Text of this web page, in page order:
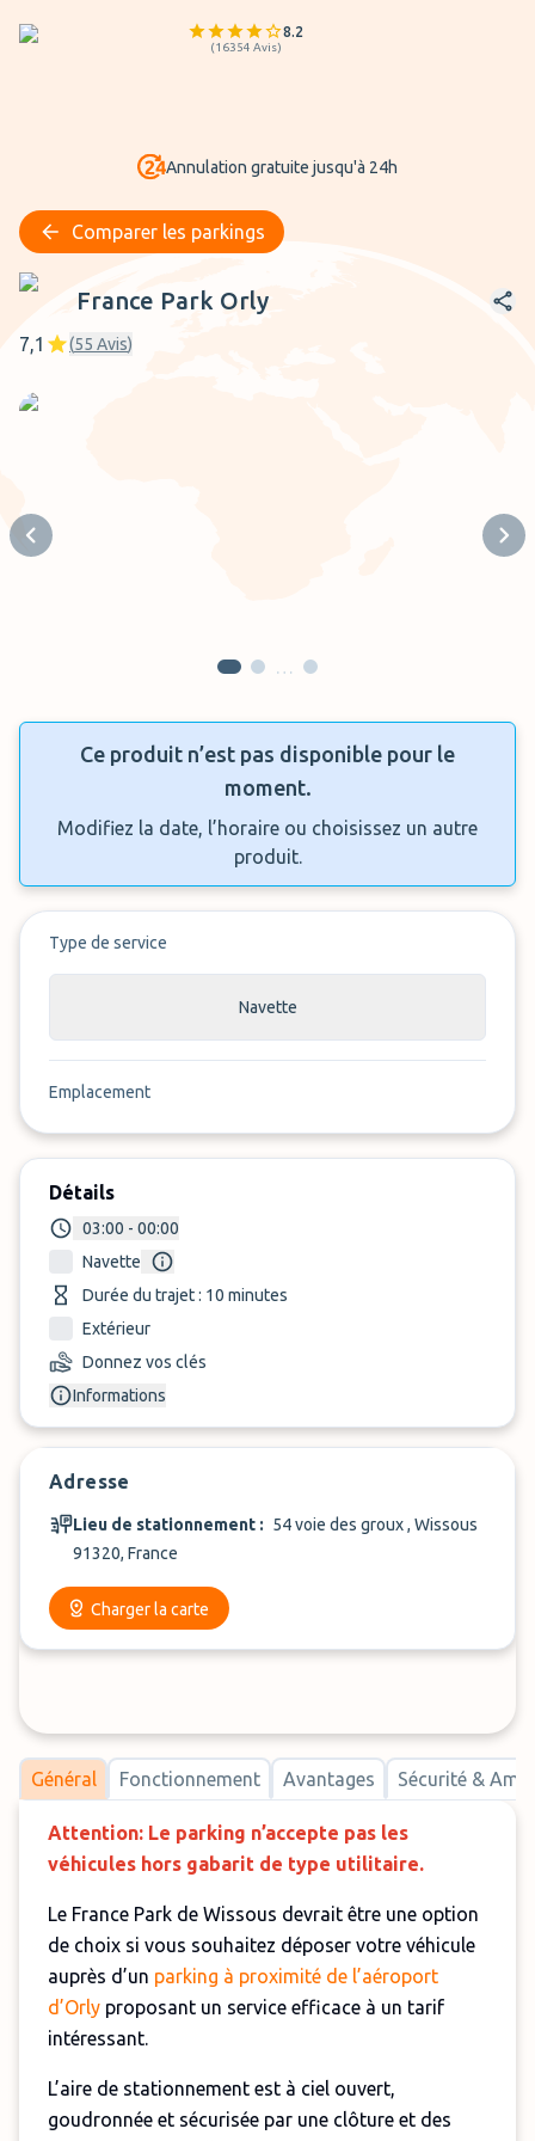
8.2
(16354 Avis)
Annulation gratuite jusqu'à 24h
Comparer les parkings
France Park Orly
France Park Orly
7,1 (55 Avis)
Previous slide
…
Ce produit n’est pas disponible pour le
moment.
Modifiez la date, l’horaire ou choisissez un autre
produit.
Type de service
Navette
Emplacement
Détails
03:00 - 00:00
Navette
Durée du trajet : 10 minutes
Extérieur
Donnez vos clés
Informations
Adresse
Lieu de stationnement : 54 voie des groux , Wissous
91320, France
Charger la carte
Général Fonctionnement Avantages Sécurité &
Attention: Le parking n’accepte pas les
véhicules hors gabarit de type utilitaire.
Le France Park de Wissous devrait être une option
de choix si vous souhaitez déposer votre véhicule
auprès d’un parking à proximité de l’aéroport
d’Orly proposant un service efficace à un tarif
intéressant.
L’aire de stationnement est à ciel ouvert,
goudronnée et sécurisée par une clôture et des